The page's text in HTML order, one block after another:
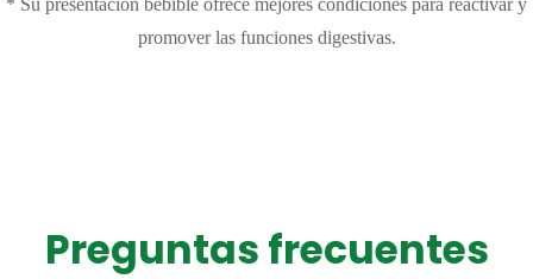
promover las funciones digestivas.
Preguntas frecuentes